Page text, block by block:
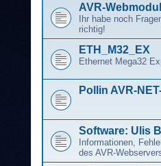
AVR-
Ihr habe noch
richtig!
ETH_M32_EX
Ethernet Mega32
Pollin AVR-
Software: Ulis
Informationen,
des AVR-